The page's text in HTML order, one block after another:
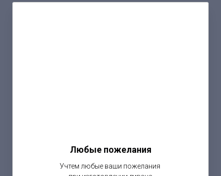
Любые пожелания
Учтем любые ваши пожелания